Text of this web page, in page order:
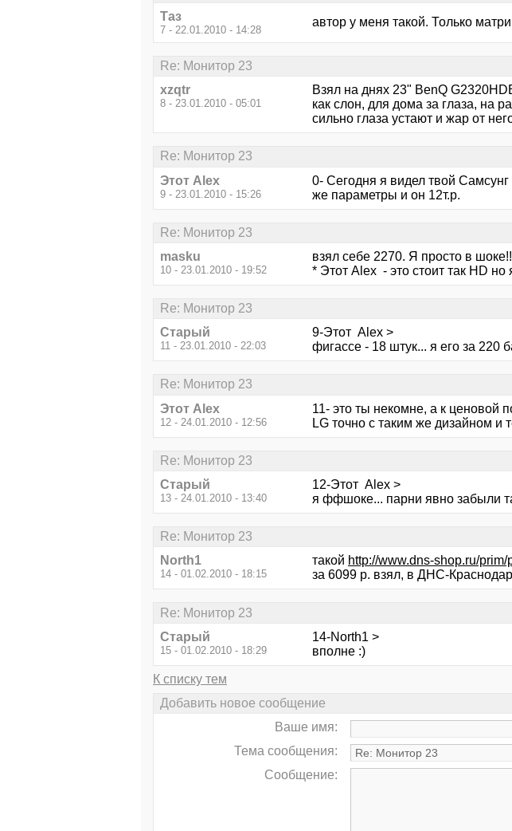
Таз
7 - 22.01.2010 - 14:28
автор у меня такой. Только
Re: Монитор 23
xzqtr
8 - 23.01.2010 - 05:01
Взял на днях 23" BenQ
как слон, для дома за глаза, на
сильно глаза устают и жар от
Re: Монитор 23
Этот Alex
9 - 23.01.2010 - 15:26
0- Сегодня я видел твой
же параметры и он 12т.р.
Re: Монитор 23
masku
10 - 23.01.2010 - 19:52
взял себе 2270. Я просто в
* Этот Alex - это стоит так HD но
Re: Монитор 23
Старый
11 - 23.01.2010 - 22:03
9-Этот Alex >
фигассе - 18 штук... я его за 220
Re: Монитор 23
Этот Alex
12 - 24.01.2010 - 12:56
11- это ты некомне, а к ценовой
LG точно с таким же дизайном и
Re: Монитор 23
Старый
13 - 24.01.2010 - 13:40
12-Этот Alex >
я ффшоке... парни явно забыли
Re: Монитор 23
North1
14 - 01.02.2010 - 18:15
такой http://www.dns-shop.ru/
за 6099 р. взял, в ДНС-Краснодар
Re: Монитор 23
Старый
15 - 01.02.2010 - 18:29
14-North1 >
вполне :)
К списку тем
Добавить новое сообщение
Ваше имя:
Тема сообщения:
Сообщение: